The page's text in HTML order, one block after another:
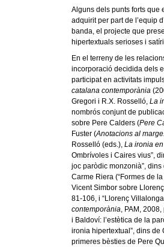
Alguns dels punts forts que
adquirit per part de l’equip
banda, el projecte que
hipertextuals serioses i
En el terreny de les
incorporació decidida dels
participat en activitats
catalana contemporània
Gregori i R.X. Rosselló, La
nombrós conjunt de
sobre Pere Calders (Pere
Fuster (Anotacions al
Rosselló (eds.), La ironia
Ombrívoles i Caires vius”,
joc paròdic monzonià”, dins
Carme Riera (“Formes de
Vicent Simbor sobre
81-106, i “Llorenç
contemporània, PAM,
i Baldoví: l’estètica de la
ironia hipertextual”, dins de
primeres bèsties de Pere